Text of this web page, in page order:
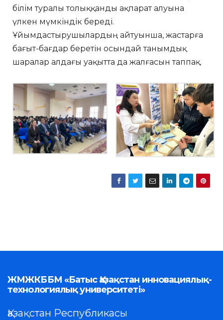
білім туралы толыққанды ақпарат алуына
үлкен мүмкіндік береді.
Ұйымдастырушылардың айтуынша, жастарға
бағыт-бағдар беретін осындай танымдық
шаралар алдағы уақытта да жалғасын таппақ.
ЖМЖКББМ «Батыс Қазақстан инновациялық-
технологиялық университеті»
Қазақстан Республикасы